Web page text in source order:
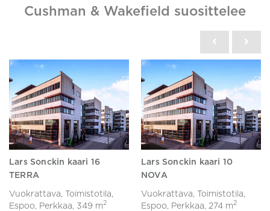
Cushman & Wakefield suosittelee
Lars Sonckin kaari 16
TERRA
Vuokrattava, Toimistotila,
Espoo, Perkkaa, 349 m2
Lars Sonckin kaari 10
NOVA
Vuokrattava, Toimistotila,
Espoo, Perkkaa, 274 m2